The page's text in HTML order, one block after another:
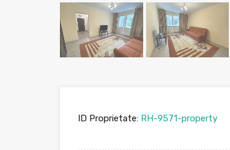
ID Proprietate: RH-9571-property